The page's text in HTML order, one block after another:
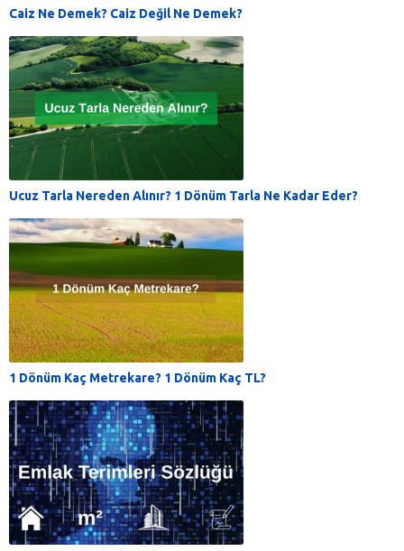
Caiz Ne Demek? Caiz Değil Ne Demek?
Ucuz Tarla Nereden Alınır? 1 Dönüm Tarla Ne Kadar Eder?
1 Dönüm Kaç Metrekare? 1 Dönüm Kaç TL?